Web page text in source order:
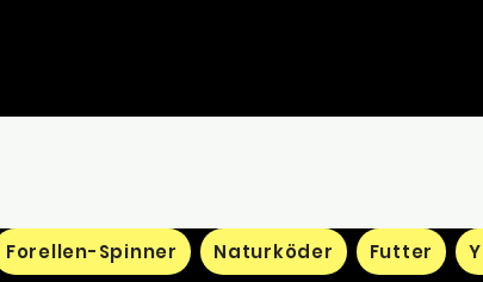
Forellen-Spinner Naturköder Futter